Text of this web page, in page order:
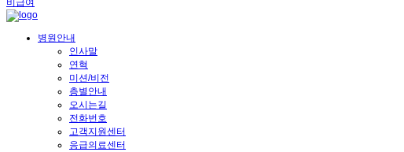
비급여
병원안내
인사말
연혁
미션/비전
층별안내
오시는길
전화번호
고객지원센터
응급의료센터